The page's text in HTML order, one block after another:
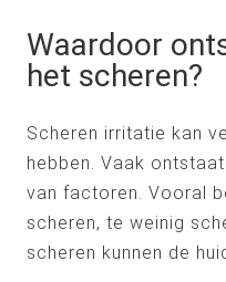
Waardoor
het scheren?
Scheren irritatie kan
hebben. Vaak
van factoren. Vooral
scheren, te weinig
scheren kunnen de